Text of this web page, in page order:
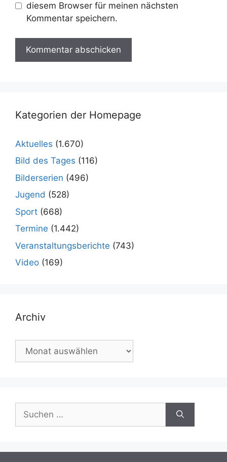
diesem Browser für meinen nächsten
Kommentar speichern.
Kategorien der Homepage
Aktuelles (1.670)
Bild des Tages (116)
Bilderserien (496)
Jugend (528)
Sport (668)
Termine (1.442)
Veranstaltungsberichte (743)
Video (169)
Archiv
Archiv
Suchen
nach: